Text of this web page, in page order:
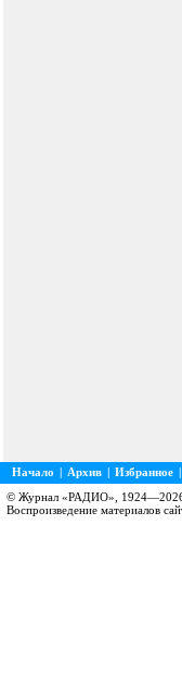
Начало | Архив | Избранное |
© Журнал «РАДИО»,
Воспроизведение материалов